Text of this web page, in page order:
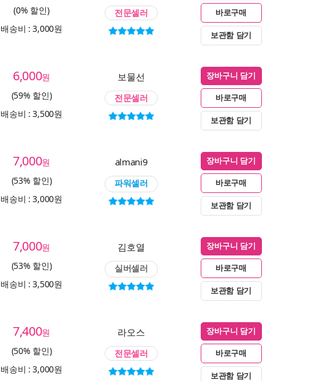
(0% 할인)
배송비 : 3,000원
전문셀러 바로구매
보관함 담기
6,000원
(59% 할인)
배송비 : 3,500원
보물선
전문셀러
장바구니 담기
바로구매
보관함 담기
7,000원
(53% 할인)
배송비 : 3,000원
almani9
파워셀러
장바구니 담기
바로구매
보관함 담기
7,000원
(53% 할인)
배송비 : 3,500원
김호열
실버셀러
장바구니 담기
바로구매
보관함 담기
7,400원
(50% 할인)
배송비 : 3,000원
라오스
전문셀러
장바구니 담기
바로구매
보관함 담기